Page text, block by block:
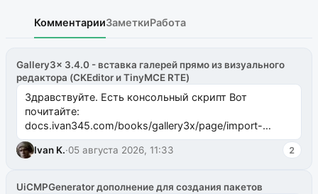
КомментарииЗаметкиРабота
Gallery3x 3.4.0 - вставка галерей прямо из визуального
редактора (CKEditor и TinyMCE RTE)
Здравствуйте. Есть консольный скрипт Вот
почитайте:
docs.ivan345.com/books/gallery3x/page/import-
ms2galleryphp
Ivan K.·05 августа 2026, 11:33 2
UiCMPGenerator дополнение для создания пакетов